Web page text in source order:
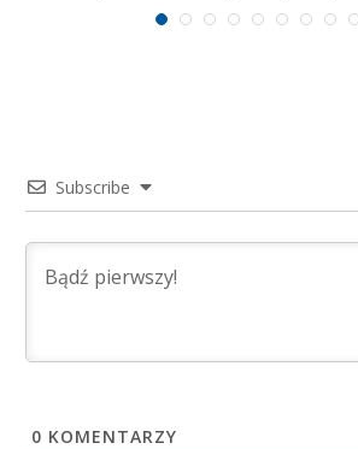
Subscribe
0 KOMENTARZY